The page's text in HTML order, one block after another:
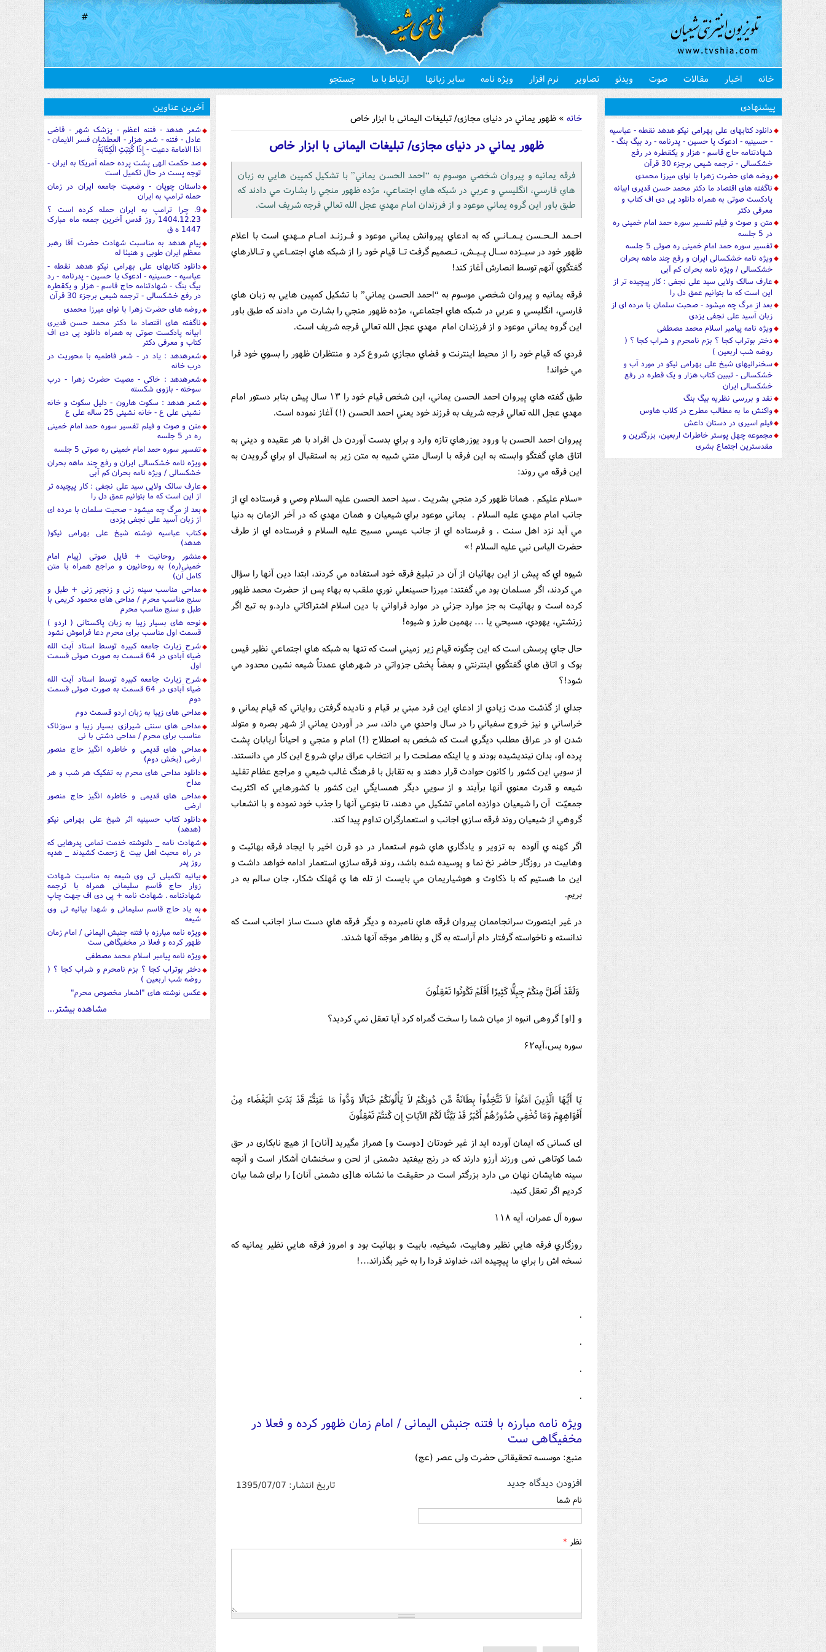
#
خانه اخبار مقالات صوت ویدئو تصاویر نرم افزار ویژه نامه سایر زبانها ارتباط با ما جستجو
خانه » ظهور يماني در دنیای مجازی/ تبلیغات الیمانی با ابزار خاص
ظهور يماني در دنیای مجازی/ تبلیغات الیمانی با ابزار خاص
فرقه يمانيه و پيروان شخصي موسوم به “احمد الحسن يماني” با تشکيل کمپين هايي به زبان
هاي فارسي، انگليسي و عربي در شبکه هاي اجتماعي، مژده ظهور منجي را بشارت مي دادند که
طبق باور اين گروه يماني موعود و از فرزندان امام مهدي عجل الله تعالي فرجه شريف است.
احـمد الـحـسن يـمـانـي که به ادعاي پيروانش يماني موعود و فـرزنـد امـام مـهدي است با اعلام
ظهور خود در سيـزده سـال پـيـش، تـصميم گرفت تـا قيام خود را از شبکه هاي اجتمـاعي و تـالارهاي
گفتگوي آنهم توسط انصارش آغاز کند!
فرقه يمانيه و پيروان شخصي موسوم به “احمد الحسن يماني” با تشکيل کمپين هايي به زبان هاي
فارسي، انگليسي و عربي در شبکه هاي اجتماعي، مژده ظهور منجي را بشارت مي دادند که طبق باور
اين گروه يماني موعود و از فرزندان امام مهدي عجل الله تعالي فرجه شريف است.
فردي که قيام خود را از محيط اينترنت و فضاي مجازي شروع کرد و منتظران ظهور را بسوي خود فرا
مي خواند!
طبق گفته هاي پيروان احمد الحسن يماني، اين شخص قيام خود را ۱۳ سال پيش بنابر دستور امام
مهدي عجل الله تعالي فرجه شريف به فرزند خود يعني احمد الحسن (!) آغاز نموده است.
پيروان احمد الحسن با ورود يوزرهاي تازه وارد و براي بدست آوردن دل افراد با هر عقيده و ديني به
اتاق هاي گفتگو وابسته به اين فرقه با ارسال متني شبيه به متن زير به استقبال او براي گرويدن به
اين فرقه مي روند:
«سلام عليکم . همانا ظهور کرد منجي بشريت . سيد احمد الحسن عليه السلام وصي و فرستاده اي از
جانب امام مهدي عليه السلام . يماني موعود براي شيعيان و همان مهدي که در آخر الزمان به دنيا
مي آيد نزد اهل سنت . و فرستاده اي از جانب عيسي مسيح عليه السلام و فرستاده اي از طرف
حضرت الياس نبي عليه السلام !»
شيوه اي که پيش از اين بهائيان از آن در تبليغ فرقه خود استفاده مي کردند، ابتدا دين آنها را سؤال
مي کردند، اگر مسلمان بود مي گفتند: ميرزا حسينعلي نوري ملقب به بهاء پس از حضرت محمد ظهور
کرده است و بهائيت به جز موارد جزئي در موارد فراواني با دين اسلام اشتراکاتي دارد.و به تبع اگر
زرتشتي، يهودي، مسيحي يا … بهمين طرز و شيوه!
حال جاي پرسش است که اين چگونه قيام زير زميني است که تنها به شبکه هاي اجتماعي نظير فيس
بوک و اتاق هاي گفتگوي اينترنتي و بعضاً پخش جزواتي در شهرهاي عمدتاً شيعه نشين محدود مي
شود!؟
جداي از گذشت مدت زيادي از ادعاي اين فرد مبني بر قيام و ناديده گرفتن رواياتي که قيام يماني و
خراساني و نيز خروج سفياني را در سال واحدي مي داند، سر در آوردن يماني از شهر بصره و متولد
شدن او در عراق مطلب ديگري است که شخص به اصطلاح (!) امام و منجي و احياناً اربابان پشت
پرده او، بدان نينديشيده بودند و يا اينکه مصلحت را بر انتخاب عراق براي شروع اين کار مي دانستند.
از سويي اين کشور را کانون حوادث قرار دهند و به تقابل با فرهنگ غالب شيعي و مراجع عظام تقليد
شيعه و قدرت معنوي آنها برآيند و از سويي ديگر همسايگي اين کشور با کشورهايي که اکثريت
جمعيّت آن را شيعيان دوازده امامي تشکيل مي دهند، تا بنوعي آنها را جذب خود نموده و با انشعاب
گروهي از شيعيان روند فرقه سازي اجانب و استعمارگران تداوم پيدا کند.
اگر کهنه ي آلوده به تزوير و يادگاري هاي شوم استعمار در دو قرن اخير با ايجاد فرقه بهائيت و
وهابيت در روزگار حاضر نخ نما و پوسيده شده باشد، روند فرقه سازي استعمار ادامه خواهد داشت و
اين ما هستيم که با ذکاوت و هوشياريمان مي بايست از تله ها ي مُهلک شکار، جان سالم به در
بريم.
در غير اينصورت سرانجاممان پيروان فرقه هاي نامبرده و ديگر فرقه هاي دست ساز اجانب است که
ندانسته و ناخواسته گرفتار دام آراسته به گل و بظاهر موجّه آنها شدند.
وَلَقَدْ أَضَلَّ مِنکُمْ جِبِلًّا کَثِيرًا أَفَلَمْ تَکُونُوا تَعْقِلُونَ
و [او] گروهى انبوه از ميان شما را سخت گمراه کرد آيا تعقل نمي ‏کرديد؟
سوره يس،آيه۶۲
يَا أَيُّهَا الَّذِينَ آمَنُواْ لاَ تَتَّخِذُواْ بِطَانَةً مِّن دُونِکُمْ لاَ يَأْلُونَکُمْ خَبَالًا وَدُّواْ مَا عَنِتُّمْ قَدْ بَدَتِ الْبَغْضَاء مِنْ
أَفْوَاهِهِمْ وَمَا تُخْفِي صُدُورُهُمْ أَکْبَرُ قَدْ بَيَّنَّا لَکُمُ الآيَاتِ إِن کُنتُمْ تَعْقِلُونَ
اى کسانى که ايمان آورده‏ ايد از غير خودتان [دوست و] همراز مگيريد [آنان] از هيچ نابکارى در حق
شما کوتاهى نمى ورزند آرزو دارند که در رنج بيفتيد دشمنى از لحن و سخنشان آشکار است و آنچه
سينه‏ هايشان نهان مى‏ دارد بزرگتر است در حقيقت ما نشانه‏ ها[ى دشمنى آنان] را براى شما بيان
کرديم اگر تعقل کنيد.
سوره آل عمران، آيه ۱۱۸
روزگاري فرقه هايي نظير وهابيت، شيخيه، بابيت و بهائيت بود و امروز فرقه هايي نظير يمانيه که
نسخه اش را براي ما پيچيده اند، خداوند فردا را به خير بگذراند…!
.
.
.
.
ویژه نامه مبارزه با فتنه جنبش الیمانی / امام زمان ظهور کرده و فعلا در
مخفیگاهی ست
منبع: موسسه تحقیقاتی حضرت ولی عصر (عج)
تاریخ انتشار: 1395/07/07 افزودن دیدگاه جدید
نام شما
نظر *
آخرین عناوین
شعر هدهد - فتنه اعظم - پزشک شهر - قاضی
عادل - فتنه - شعر هزار - العطشان فسر الایمان -
اذا الامامة دعیت - إِذَا كُتِبَتِ الْكِتَابَةُ
صد حکمت الهی پشت پرده حمله آمریکا به ایران -
توجه پست در حال تکمیل است
داستان چوپان - وضعیت جامعه ایران در زمان
حمله ترامپ به ایران
9. چرا ترامپ به ایران حمله کرده است ؟
1404.12.23 روز قدس آخرین جمعه ماه مبارک
1447 ه ق
پیام هدهد به مناسبت شهادت حضرت آقا رهبر
معظم ایران طوبی و هنیئا له
دانلود کتابهای علی بهرامی نیکو هدهد نقطه -
عباسیه - حسینیه - ادعوک یا حسین - پدرنامه - رد
بیگ بنگ - شهادتنامه حاج قاسم - هزار و یکقطره
در رفع خشکسالی - ترجمه شیعی برجزء 30 قرآن
روضه های حضرت زهرا با نوای میرزا محمدی
ناگفته های اقتصاد ما دکتر محمد حسن قدیری
ابیانه پادکست صوتی به همراه دانلود پی دی اف
کتاب و معرفی دکتر
شعرهدهد : یاد در - شعر فاطمیه با محوریت در
درب خانه
شعرهدهد : خاکی - مصیت حضرت زهرا - درب
سوخته - بازوی شکسته
شعر هدهد : سکوت هارون - دلیل سکوت و خانه
نشینی علی ع - خانه نشینی 25 ساله علی ع
متن و صوت و فیلم تفسیر سوره حمد امام خمینی
ره در 5 جلسه
تفسیر سوره حمد امام خمینی ره صوتی 5 جلسه
ویژه نامه خشکسالی ایران و رفع چند ماهه بحران
خشکسالی / ویژه نامه بحران کم آبی
عارف سالک ولایی سید علی نجفی : کار پیچیده تر
از این است که ما بتوانیم عمق دل را
بعد از مرگ چه میشود - صحبت سلمان با مرده ای
از زبان آسید علی نجفی یزدی
کتاب عباسیه نوشته شیخ علی بهرامی نیکو(
هدهد)
منشور روحانیت + فایل صوتی (پیام امام
خمینی(ره) به روحانیون و مراجع همراه با متن
کامل آن)
مداحی مناسب سینه زنی و زنجیر زنی + طبل و
سنج مناسب محرم / مداحی های محمود کریمی با
طبل و سنج مناسب محرم
نوحه های بسیار زیبا به زبان پاکستانی ( اردو )
قسمت اول مناسب برای محرم دعا فراموش نشود
شرح زیارت جامعه کبیره توسط استاد آیت الله
ضیاء آبادی در 64 قسمت به صورت صوتی قسمت
اول
شرح زیارت جامعه کبیره توسط استاد آیت الله
ضیاء آبادی در 64 قسمت به صورت صوتی قسمت
دوم
مداحی های زیبا به زبان اردو قسمت دوم
مداحی های سنتی شیرازی بسیار زیبا و سوزناک
مناسب برای محرم / مداحی دشتی با نی
مداحی های قدیمی و خاطره انگیز حاج منصور
ارضی (بخش دوم)
دانلود مداحی های محرم به تفکیک هر شب و هر
مداح
مداحی های قدیمی و خاطره انگیز حاج منصور
ارضی
دانلود کتاب حسینیه اثر شیخ علی بهرامی نیکو
(هدهد)
شهادت نامه _ دلنوشته خدمت تمامی پدرهایی که
در راه محبت اهل بیت ع زحمت کشیدند _ هدیه
روز پدر
بیانیه تکمیلی تی وی شیعه به مناسبت شهادت
زوار حاج قاسم سلیمانی همراه با ترجمه
شهادتنامه . شهادت نامه + پی دی اف جهت چاپ
به یاد حاج قاسم سلیمانی و شهدا بیانیه تی وی
شیعه
ویژه نامه مبارزه با فتنه جنبش الیمانی / امام زمان
ظهور کرده و فعلا در مخفیگاهی ست
ویژه نامه پیامبر اسلام محمد مصطفی
دختر بوتراب کجا ؟ بزم نامحرم و شراب کجا ؟ (
روضه شب اربعین )
عکس نوشته های "اشعار مخصوص محرم"
مشاهده بیشتر...
پیشنهادی
دانلود کتابهای علی بهرامی نیکو هدهد نقطه - عباسیه
- حسینیه - ادعوک یا حسین - پدرنامه - رد بیگ بنگ -
شهادتنامه حاج قاسم - هزار و یکقطره در رفع
خشکسالی - ترجمه شیعی برجزء 30 قرآن
روضه های حضرت زهرا با نوای میرزا محمدی
ناگفته های اقتصاد ما دکتر محمد حسن قدیری ابیانه
پادکست صوتی به همراه دانلود پی دی اف کتاب و
معرفی دکتر
متن و صوت و فیلم تفسیر سوره حمد امام خمینی ره
در 5 جلسه
تفسیر سوره حمد امام خمینی ره صوتی 5 جلسه
ویژه نامه خشکسالی ایران و رفع چند ماهه بحران
خشکسالی / ویژه نامه بحران کم آبی
عارف سالک ولایی سید علی نجفی : کار پیچیده تر از
این است که ما بتوانیم عمق دل را
بعد از مرگ چه میشود - صحبت سلمان با مرده ای از
زبان آسید علی نجفی یزدی
ویژه نامه پیامبر اسلام محمد مصطفی
دختر بوتراب کجا ؟ بزم نامحرم و شراب کجا ؟ (
روضه شب اربعین )
سخنرانیهای شیخ علی بهرامی نیکو در مورد آب و
خشکسالی - تببین کتاب هزار و یک قطره در رفع
خشکسالی ایران
نقد و بررسی نظریه بیگ بنگ
واکنش ما به مطالب مطرح در کلاب هاوس
فیلم اسیری در دستان داعش
مجموعه چهل پوستر خاطرات اربعین، بزرگترین و
مقدسترین اجتماع بشری